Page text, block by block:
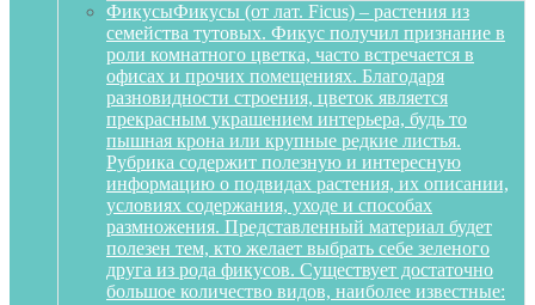
ФикусыФикусы (от лат. Ficus) – растения из
семейства тутовых. Фикус получил признание в
роли комнатного цветка, часто встречается в
офисах и прочих помещениях. Благодаря
разновидности строения, цветок является
прекрасным украшением интерьера, будь то
пышная крона или крупные редкие листья.
Рубрика содержит полезную и интересную
информацию о подвидах растения, их описании,
условиях содержания, уходе и способах
размножения. Представленный материал будет
полезен тем, кто желает выбрать себе зеленого
друга из рода фикусов. Существует достаточно
большое количество видов, наиболее известные: